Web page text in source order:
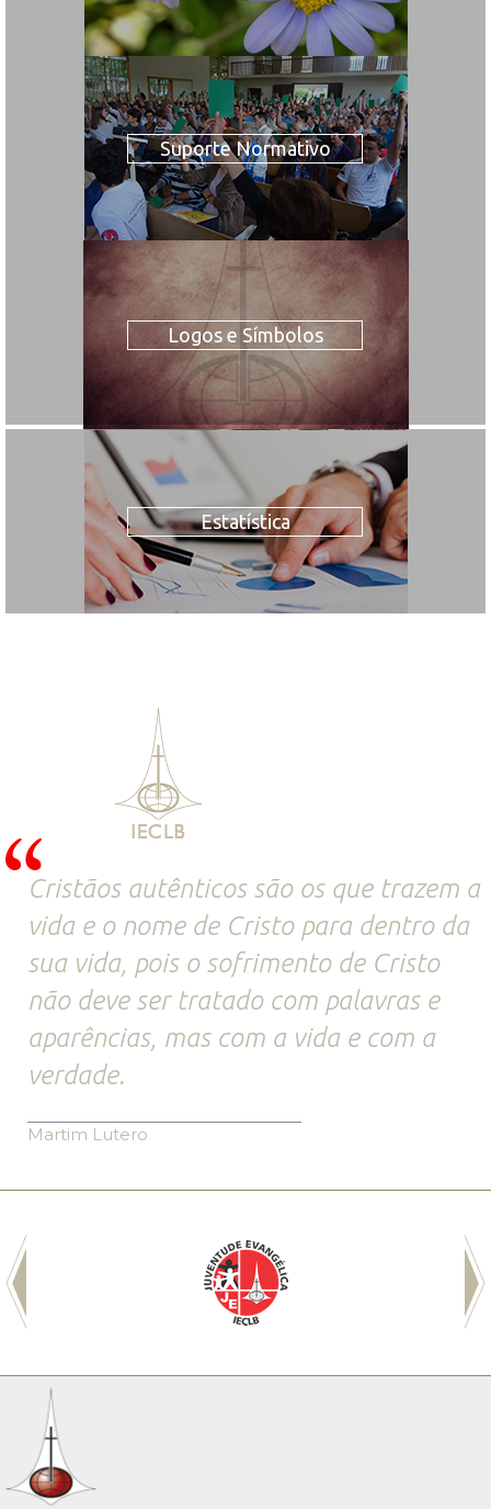
Suporte Normativo
Logos e Símbolos
Estatística
Cristãos autênticos são os que trazem a
vida e o nome de Cristo para dentro da
sua vida, pois o sofrimento de Cristo
não deve ser tratado com palavras e
aparências, mas com a vida e com a
verdade.
Martim Lutero